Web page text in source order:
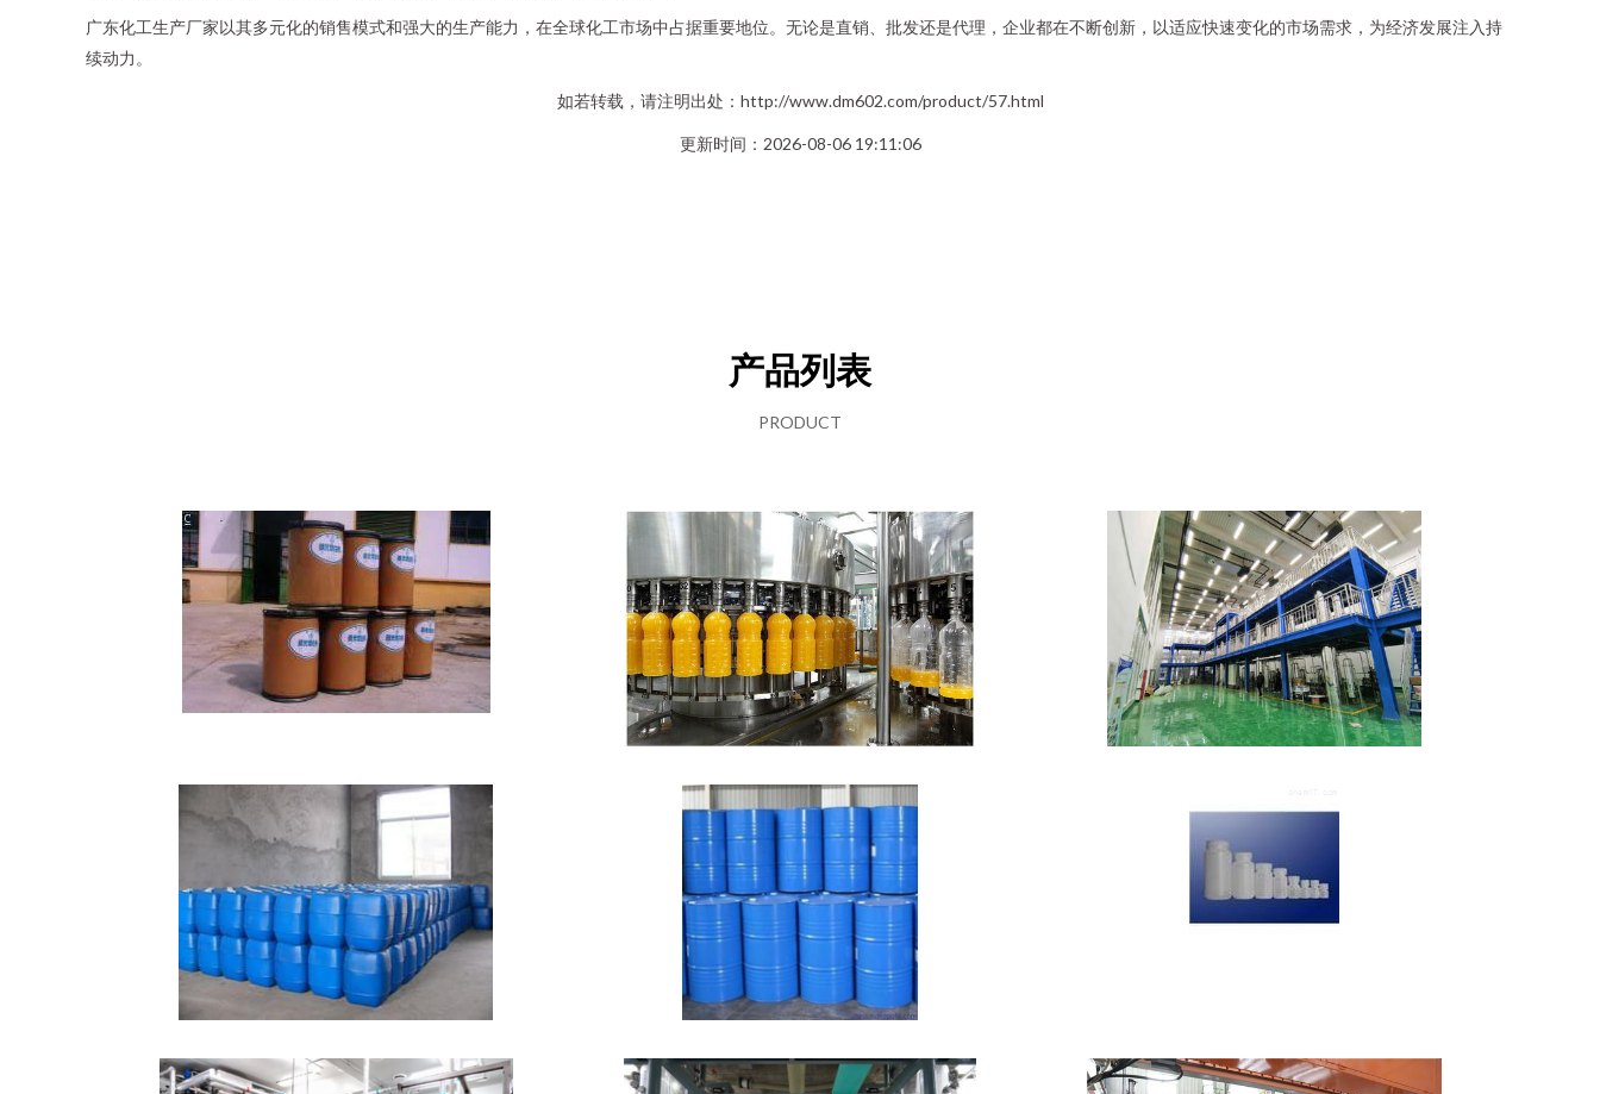
广东化工生产厂家以其多元化的销售模式和强大的生产能力，在全球化工市场中占据重要地位。无论是直销、批发还是代理，企业都在不断创新，以适应快速变化的市场需求，为经济发展注入持
续动力。
如若转载，请注明出处：http://www.dm602.com/product/57.html
更新时间：2026-08-06 19:11:06
产品列表
PRODUCT